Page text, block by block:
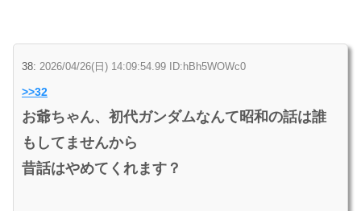
38: 2026/04/26(日) 14:09:54.99 ID:hBh5WOWc0
>>32
お爺ちゃん、初代ガンダムなんて昭和の話は誰
もしてませんから
昔話はやめてくれます？